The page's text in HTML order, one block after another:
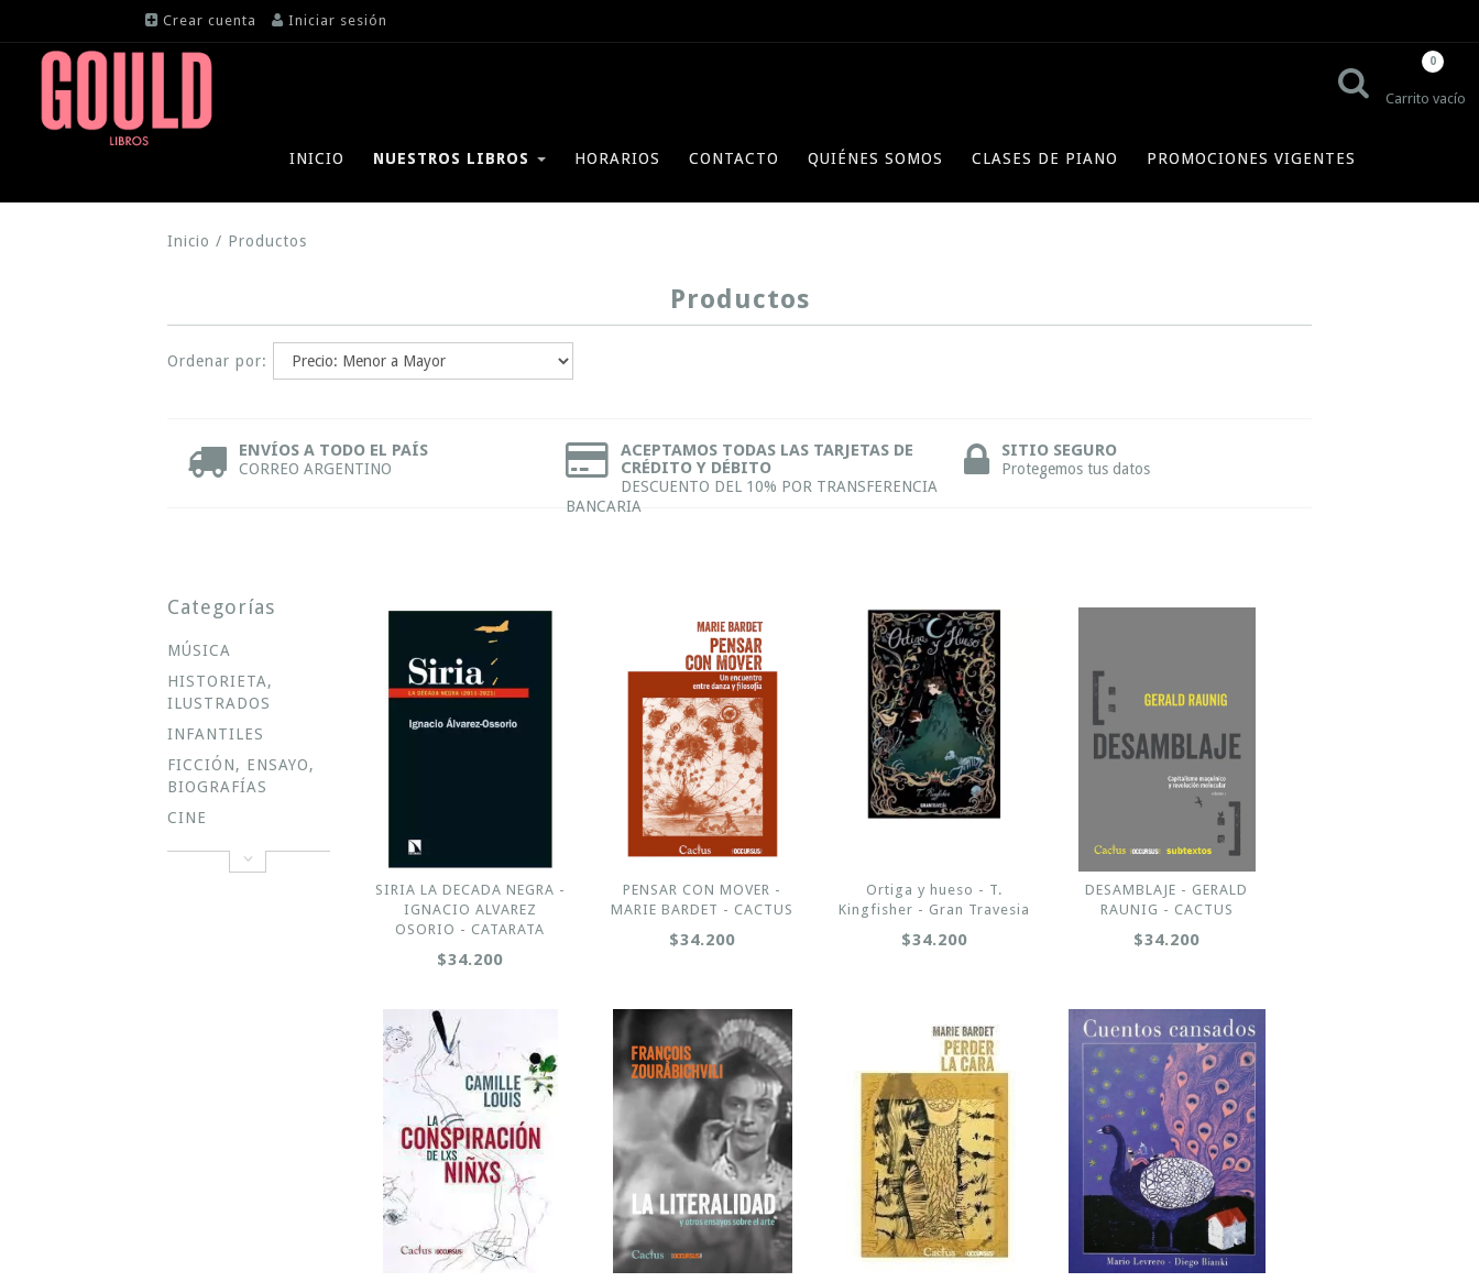
Crear cuenta Iniciar sesión
Carrito vacío
0
INICIO NUESTROS LIBROS HORARIOS CONTACTO QUIÉNES SOMOS CLASES DE PIANO PROMOCIONES VIGENTES
Inicio / Productos
Productos
Ordenar por:
ENVÍOS A TODO EL PAÍS
CORREO ARGENTINO
ACEPTAMOS TODAS LAS TARJETAS DE
CRÉDITO Y DÉBITO
DESCUENTO DEL 10% POR TRANSFERENCIA
BANCARIA
SITIO SEGURO
Protegemos tus datos
Categorías
MÚSICA
HISTORIETA,
ILUSTRADOS
INFANTILES
FICCIÓN, ENSAYO,
BIOGRAFÍAS
CINE
SIRIA LA DECADA NEGRA -
IGNACIO ALVAREZ
OSORIO - CATARATA
$34.200
PENSAR CON MOVER -
MARIE BARDET - CACTUS
$34.200
Ortiga y hueso - T.
Kingfisher - Gran Travesia
$34.200
DESAMBLAJE - GERALD
RAUNIG - CACTUS
$34.200